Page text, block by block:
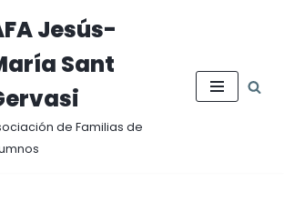
Jesús-
Sant
de Familias de